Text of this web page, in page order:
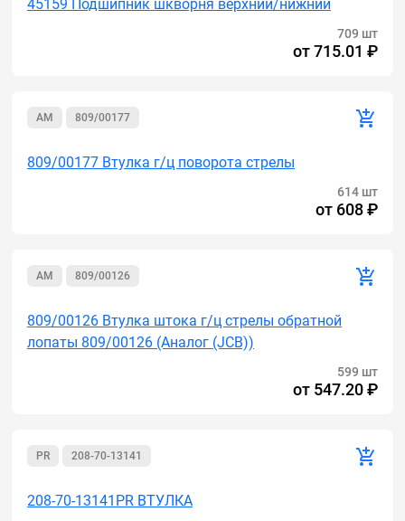
45159 Подшипник шкворня верхний/нижний
709 шт
от715.01 ₽
AM 809/00177
809/00177 Втулка г/ц поворота стрелы
614 шт
от 608 ₽
AM 809/00126
809/00126 Втулка штока г/ц стрелы обратной
лопаты 809/00126 (Аналог (JCB))
599 шт
от 547.20 ₽
PR 208-70-13141
208-70-13141PR ВТУЛКА